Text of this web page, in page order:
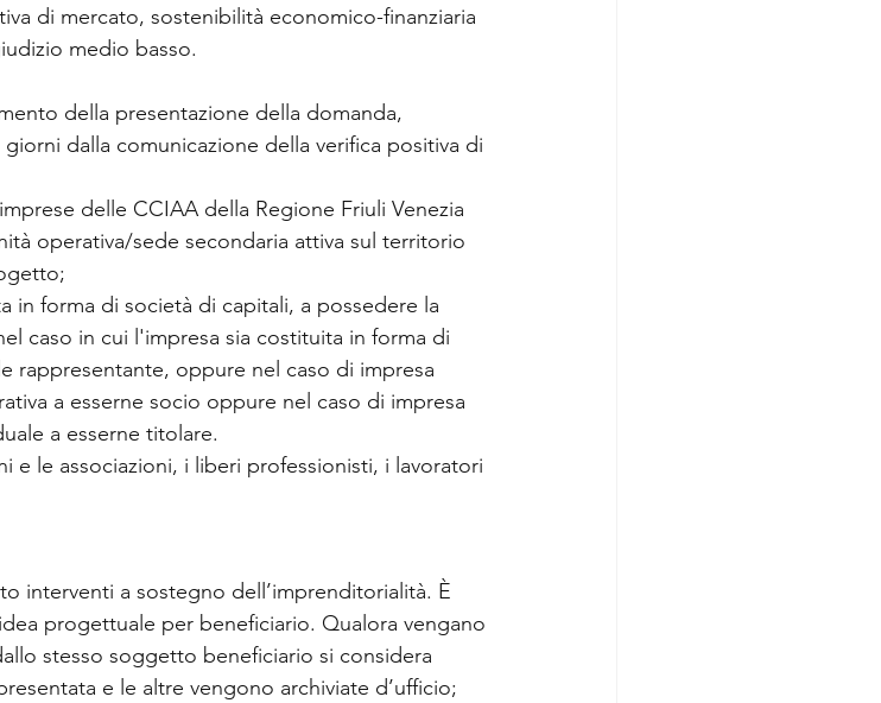
di mercato, sostenibilità economico-finanziaria
medio basso.
della presentazione della domanda,
dalla comunicazione della verifica positiva di
delle CCIAA della Regione Friuli Venezia
operativa/sede secondaria attiva sul territorio
in forma di società di capitali, a possedere la
caso in cui l'impresa sia costituita in forma di
rappresentante, oppure nel caso di impresa
a esserne socio oppure nel caso di impresa
a esserne titolare.
e le associazioni, i liberi professionisti, i lavoratori
interventi a sostegno dell’imprenditorialità. È
progettuale per beneficiario. Qualora vengano
stesso soggetto beneficiario si considera
e le altre vengono archiviate d’ufficio;